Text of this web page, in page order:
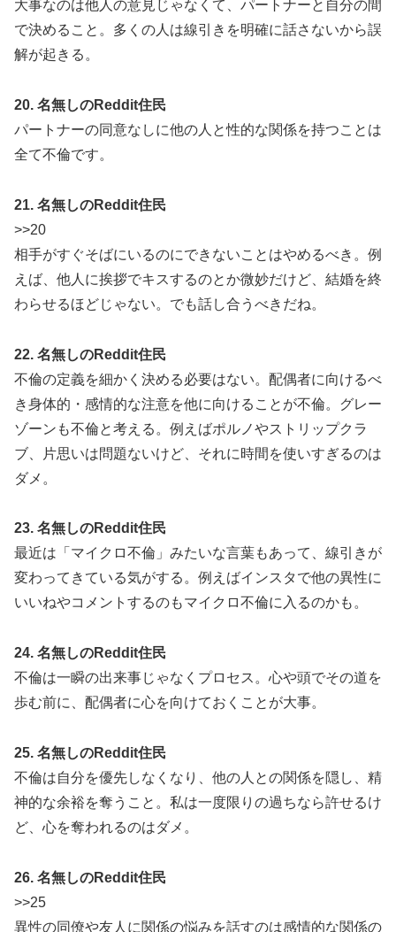
大事なのは他人の意見じゃなくて、パートナーと自分の間
で決めること。多くの人は線引きを明確に話さないから誤
解が起きる。
20. 名無しのReddit住民
パートナーの同意なしに他の人と性的な関係を持つことは
全て不倫です。
21. 名無しのReddit住民
>>20
相手がすぐそばにいるのにできないことはやめるべき。例
えば、他人に挨拶でキスするのとか微妙だけど、結婚を終
わらせるほどじゃない。でも話し合うべきだね。
22. 名無しのReddit住民
不倫の定義を細かく決める必要はない。配偶者に向けるべ
き身体的・感情的な注意を他に向けることが不倫。グレー
ゾーンも不倫と考える。例えばポルノやストリップクラ
ブ、片思いは問題ないけど、それに時間を使いすぎるのは
ダメ。
23. 名無しのReddit住民
最近は「マイクロ不倫」みたいな言葉もあって、線引きが
変わってきている気がする。例えばインスタで他の異性に
いいねやコメントするのもマイクロ不倫に入るのかも。
24. 名無しのReddit住民
不倫は一瞬の出来事じゃなくプロセス。心や頭でその道を
歩む前に、配偶者に心を向けておくことが大事。
25. 名無しのReddit住民
不倫は自分を優先しなくなり、他の人との関係を隠し、精
神的な余裕を奪うこと。私は一度限りの過ちなら許せるけ
ど、心を奪われるのはダメ。
26. 名無しのReddit住民
>>25
異性の同僚や友人に関係の悩みを話すのは感情的な関係の